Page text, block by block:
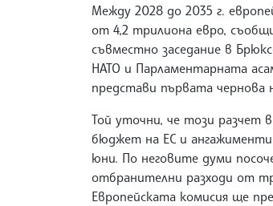
Между 2028 до 2035 г.
от 4,2 трилиона евро,
съвместно заседание в
НАТО и Парламентарната
представи първата
Той уточни, че този разчет
бюджет на ЕС и
юни. По неговите думи
отбранителни разходи от
Европейската комисия ще